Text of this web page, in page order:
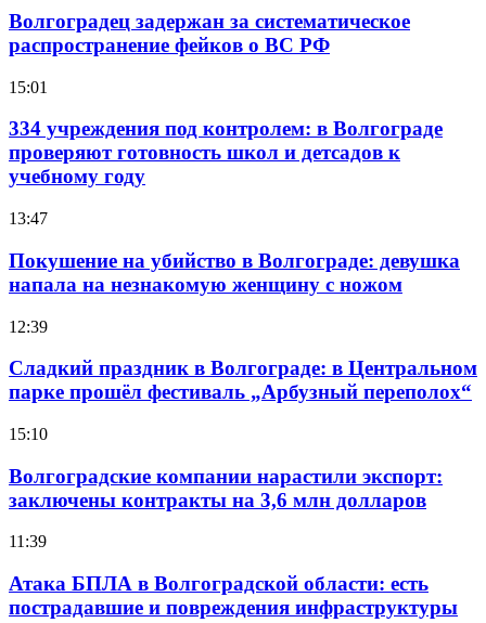
Волгоградец задержан за систематическое
распространение фейков о ВС РФ
15:01
334 учреждения под контролем: в Волгограде
проверяют готовность школ и детсадов к
учебному году
13:47
Покушение на убийство в Волгограде: девушка
напала на незнакомую женщину с ножом
12:39
Сладкий праздник в Волгограде: в Центральном
парке прошёл фестиваль „Арбузный переполох“
15:10
Волгоградские компании нарастили экспорт:
заключены контракты на 3,6 млн долларов
11:39
Атака БПЛА в Волгоградской области: есть
пострадавшие и повреждения инфраструктуры